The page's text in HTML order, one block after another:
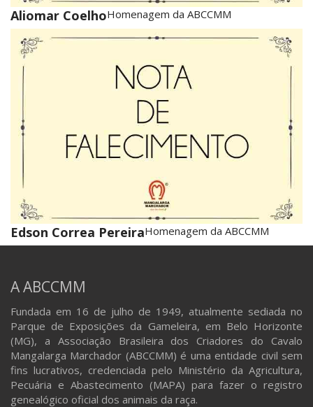
Aliomar CoelhoHomenagem da ABCCMM
Edson Correa PereiraHomenagem da ABCCMM
A ABCCMM
Fundada em 16 de julho de 1949, atualmente sediada no
Parque de Exposições da Gameleira, em Belo Horizonte
(MG), a Associação Brasileira dos Criadores do Cavalo
Mangalarga Marchador (ABCCMM) é uma entidade civil sem
fins lucrativos, credenciada pelo Ministério da Agricultura,
Pecuária e Abastecimento (MAPA) para fazer o registro
genealógico oficial dos animais da raça.